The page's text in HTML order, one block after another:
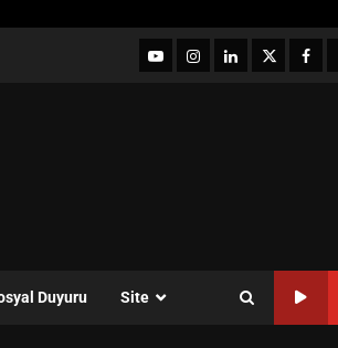
YouTubeInstagram
LinkedIntwitter
Duyuru Site